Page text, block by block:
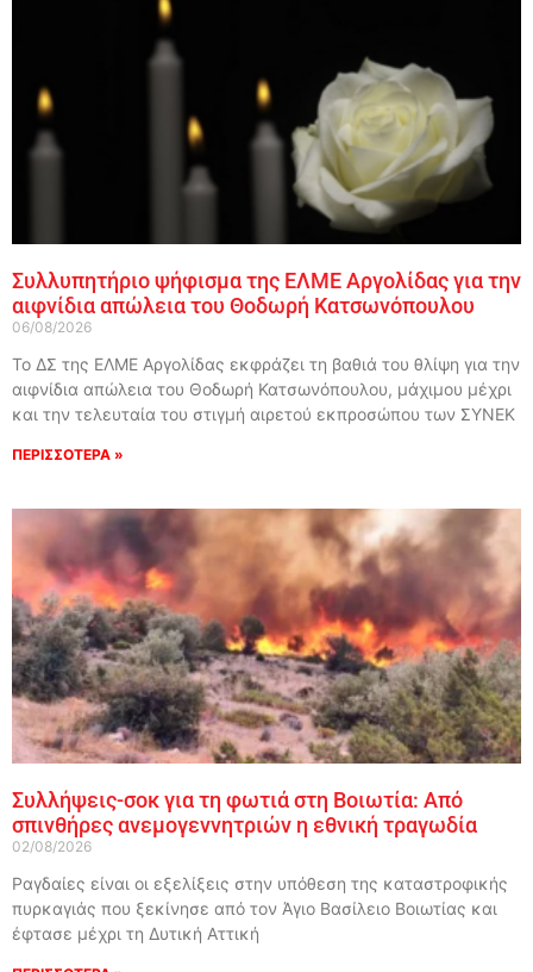
Συλλυπητήριο ψήφισμα της ΕΛΜΕ Αργολίδας για την
αιφνίδια απώλεια του Θοδωρή Κατσωνόπουλου
06/08/2026
Το ΔΣ της ΕΛΜΕ Αργολίδας εκφράζει τη βαθιά του θλίψη για την
αιφνίδια απώλεια του Θοδωρή Κατσωνόπουλου, μάχιμου μέχρι
και την τελευταία του στιγμή αιρετού εκπροσώπου των ΣΥΝΕΚ
ΠΕΡΙΣΣΟΤΕΡΑ »
Συλλήψεις-σοκ για τη φωτιά στη Βοιωτία: Από
σπινθήρες ανεμογεννητριών η εθνική τραγωδία
02/08/2026
Ραγδαίες είναι οι εξελίξεις στην υπόθεση της καταστροφικής
πυρκαγιάς που ξεκίνησε από τον Άγιο Βασίλειο Βοιωτίας και
έφτασε μέχρι τη Δυτική Αττική